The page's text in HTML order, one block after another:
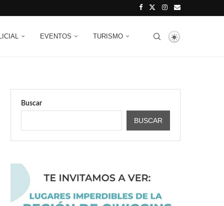
EVENTOS TURISMO
Buscar
BUSCAR